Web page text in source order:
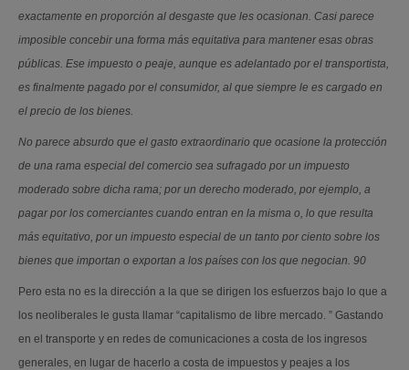
exactamente en proporción al desgaste que les ocasionan. Casi parece
imposible concebir una forma más equitativa para mantener esas obras
públicas. Ese impuesto o peaje, aunque es adelantado por el transportista,
es finalmente pagado por el consumidor, al que siempre le es cargado en
el precio de los bienes.
No parece absurdo que el gasto extraordinario que ocasione la protección
de una rama especial del comercio sea sufragado por un impuesto
moderado sobre dicha rama; por un derecho moderado, por ejemplo, a
pagar por los comerciantes cuando entran en la misma o, lo que resulta
más equitativo, por un impuesto especial de un tanto por ciento sobre los
bienes que importan o exportan a los países con los que negocian. 90
Pero esta no es la dirección a la que se dirigen los esfuerzos bajo lo que a
los neoliberales le gusta llamar “capitalismo de libre mercado. ” Gastando
en el transporte y en redes de comunicaciones a costa de los ingresos
generales, en lugar de hacerlo a costa de impuestos y peajes a los